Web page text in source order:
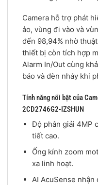
Camera hỗ trợ phát
ảo, vùng đi vào và
đến 98,94% nhờ
thiết bị còn tích hợp
Alarm In/Out cùng
báo và đèn nháy khi
Tính năng nổi bật của
2CD2746G2-IZSHUN
Độ phân giải 4MP
tiết cao.
Ống kính zoom
xa linh hoạt.
AI AcuSense